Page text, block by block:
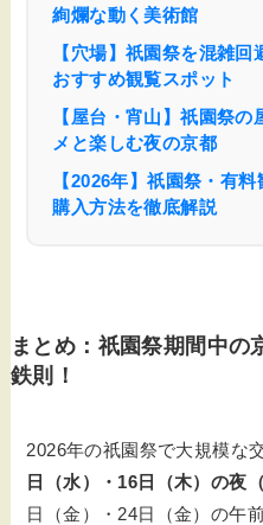
絢爛な動く美術館
【穴場】祇園祭を混雑
おすすめ観覧スポット
【屋台・宵山】祇園祭
メと楽しむ夜の京都
【2026年】祇園祭・有
購入方法を徹底解説
まとめ：祇園祭期間中の
鉄則！
2026年の祇園祭で大規模な
日（水）・16日（木）の夜
日（金）・24日（金）の午